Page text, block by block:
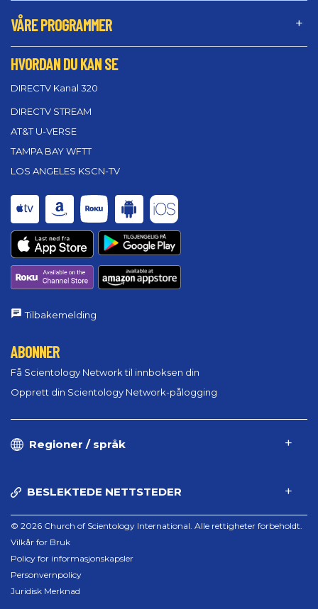
VÅRE PROGRAMMER
HVORDAN DU KAN SE
DIRECTV Kanal 320
DIRECTV STREAM
AT&T U-VERSE
TAMPA BAY WFTT
LOS ANGELES KSCN-TV
Tilbakemelding
ABONNER
Få Scientology Network til innboksen din
Opprett din Scientology Network-pålogging
Regioner / språk
BESLEKTEDE NETTSTEDER
© 2026 Church of Scientology International. Alle rettigheter forbeholdt.
Vilkår for Bruk
Policy for informasjonskapsler
Personvernpolicy
Juridisk Merknad